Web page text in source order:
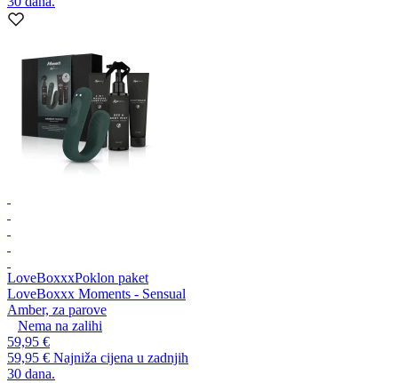
LoveBoxxxPoklon paket
LoveBoxxx Moments - Sensual
Amber, za parove
Nema na zalihi
59,95 €
59,95 € Najniža cijena u zadnjih
30 dana.